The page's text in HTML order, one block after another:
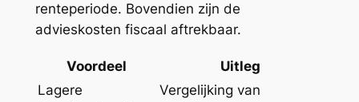
renteperiode. Bovendien zijn de
advieskosten fiscaal aftrekbaar.
Voordeel
Uitleg
Lagere
Vergelijking van